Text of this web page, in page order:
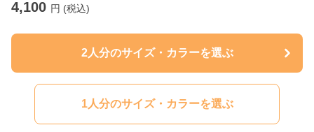
4,100 円 (税込)
2人分のサイズ・カラーを選ぶ
1人分のサイズ・カラーを選ぶ